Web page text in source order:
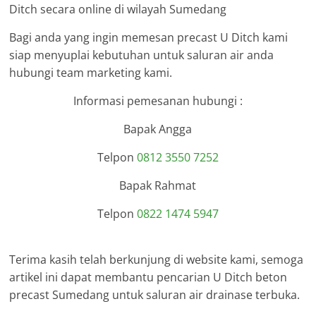
Ditch secara online di wilayah Sumedang
Bagi anda yang ingin memesan precast U Ditch kami
siap menyuplai kebutuhan untuk saluran air anda
hubungi team marketing kami.
Informasi pemesanan hubungi :
Bapak Angga
Telpon 0812 3550 7252
Bapak Rahmat
Telpon 0822 1474 5947
Terima kasih telah berkunjung di website kami, semoga
artikel ini dapat membantu pencarian U Ditch beton
precast Sumedang untuk saluran air drainase terbuka.